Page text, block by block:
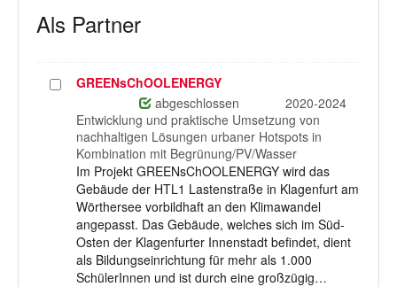
Als Partner
ProjektGREENsChOOLENERGY
abgeschlossen
2020-2024
Entwicklung und praktische Umsetzung von
nachhaltigen Lösungen urbaner Hotspots in
Kombination mit Begrünung/PV/Wasser
Im Projekt GREENsChOOLENERGY wird das
Gebäude der HTL1 Lastenstraße in Klagenfurt am
Wörthersee vorbildhaft an den Klimawandel
angepasst. Das Gebäude, welches sich im Süd-
Osten der Klagenfurter Innenstadt befindet, dient
als Bildungseinrichtung für mehr als 1.000
SchülerInnen und ist durch eine großzügig…